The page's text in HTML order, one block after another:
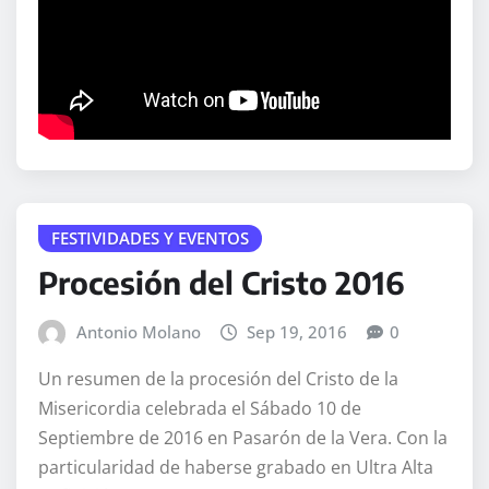
FESTIVIDADES Y EVENTOS
Procesión del Cristo 2016
Antonio Molano Sep 19, 2016 0
Un resumen de la procesión del Cristo de la
Misericordia celebrada el Sábado 10 de
Septiembre de 2016 en Pasarón de la Vera. Con la
particularidad de haberse grabado en Ultra Alta